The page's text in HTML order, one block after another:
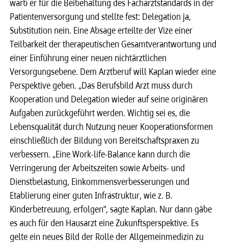
Patientenversorgung und stellte fest: Delegation ja,
Substitution nein. Eine Absage erteilte der Vize einer
Teilbarkeit der therapeutischen Gesamtverantwortung und
einer Einführung einer neuen nichtärztlichen
Versorgungsebene. Dem Arztberuf will Kaplan wieder eine
Perspektive geben. „Das Berufsbild Arzt muss durch
Kooperation und Delegation wieder auf seine originären
Aufgaben zurückgeführt werden. Wichtig sei es, die
Lebensqualität durch Nutzung neuer Kooperationsformen
einschließlich der Bildung von Bereitschaftspraxen zu
verbessern. „Eine Work-life-Balance kann durch die
Verringerung der Arbeitszeiten sowie Arbeits- und
Dienstbelastung, Einkommensverbesserungen und
Etablierung einer guten Infrastruktur, wie z. B.
Kinderbetreuung, erfolgen“, sagte Kaplan. Nur dann gäbe
es auch für den Hausarzt eine Zukunftsperspektive. Es
gelte ein neues Bild der Rolle der Allgemeinmedizin zu